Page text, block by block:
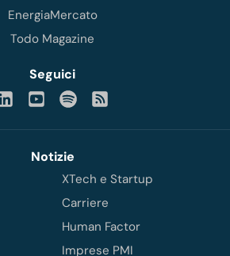
EnergiaMercato
Todo Magazine
Seguici
Notizie
XTech e Startup
Carriere
Human Factor
Imprese PMI